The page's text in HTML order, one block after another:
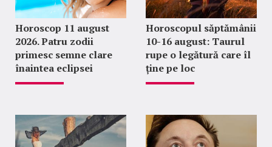
Horoscop 11 august
2026. Patru zodii
primesc semne clare
înaintea eclipsei
Horoscopul săptămânii
10-16 august: Taurul
rupe o legătură care îl
ține pe loc